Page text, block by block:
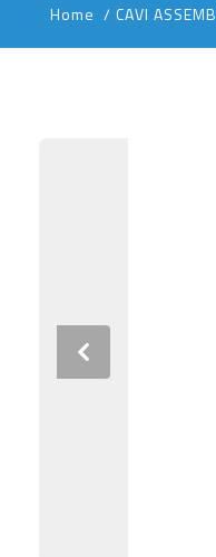
Home / CAVI
Previous